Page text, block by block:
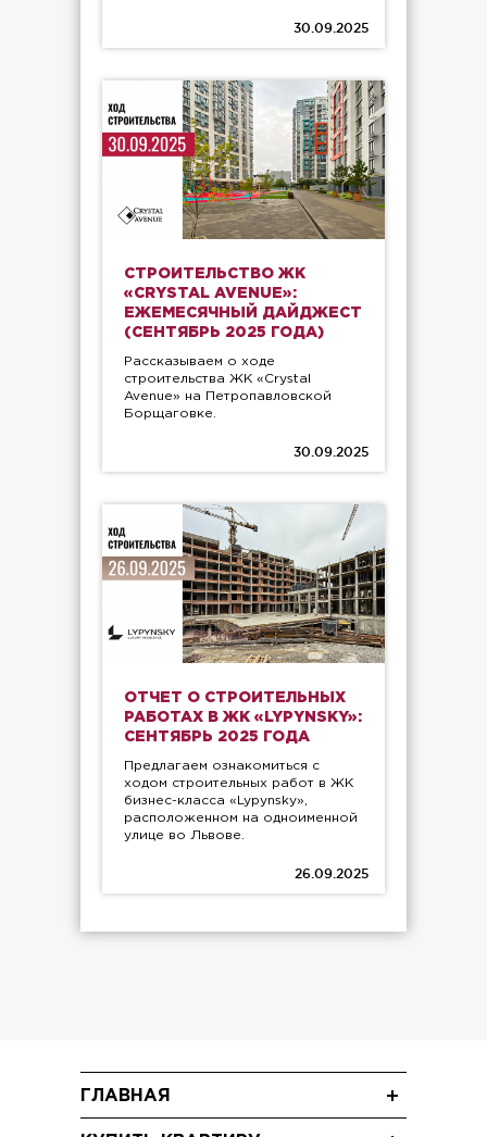
30.09.2025
СТРОИТЕЛЬСТВО ЖК
«CRYSTAL AVENUE»:
ЕЖЕМЕСЯЧНЫЙ ДАЙДЖЕСТ
(СЕНТЯБРЬ 2025 ГОДА)
Рассказываем о ходе
строительства ЖК «Crystal
Avenue» на Петропавловской
Борщаговке.
30.09.2025
ОТЧЕТ О СТРОИТЕЛЬНЫХ
РАБОТАХ В ЖК «LYPYNSKY»:
СЕНТЯБРЬ 2025 ГОДА
Предлагаем ознакомиться с
ходом строительных работ в ЖК
бизнес-класса «Lypynsky»,
расположенном на одноименной
улице во Львове.
26.09.2025
ГЛАВНАЯ